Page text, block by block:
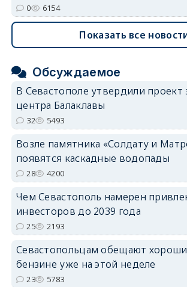
0 6154
Показать все
Обсуждаемое
В Севастополе утвердили проект
центра Балаклавы
32 5493
Возле памятника «Солдату и
появятся каскадные водопады
28 4200
Чем Севастополь намерен
инвесторов до 2039 года
25 2193
Севастопольцам обещают
бензине уже на этой неделе
23 5783